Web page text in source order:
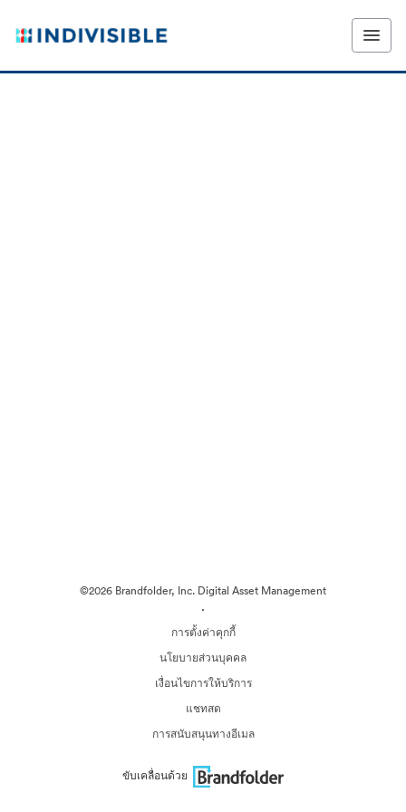
©2026 Brandfolder, Inc. Digital Asset Management
·
การตั้งค่าคุกกี้
นโยบายส่วนบุคคล
เงื่อนไขการให้บริการ
แชทสด
การสนับสนุนทางอีเมล
ขับเคลื่อนด้วย